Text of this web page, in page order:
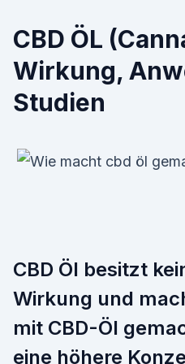
CBD ÖL
Wirkung,
Studien
CBD Öl besitzt
Wirkung und
mit CBD-Öl
eine höhere